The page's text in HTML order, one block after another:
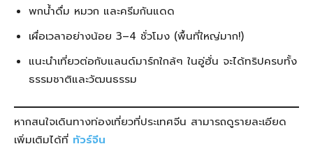
พกน้ำดื่ม หมวก และครีมกันแดด
เผื่อเวลาอย่างน้อย 3–4 ชั่วโมง (พื้นที่ใหญ่มาก!)
แนะนำเที่ยวต่อกับแลนด์มาร์กใกล้ๆ ในอู่ฮั่น จะได้ทริปครบทั้ง
ธรรมชาติและวัฒนธรรม
หากสนใจเดินทางท่องเที่ยวที่ประเทศจีน สามารถดูรายละเอียด
เพิ่มเติมได้ที่ ทัวร์จีน